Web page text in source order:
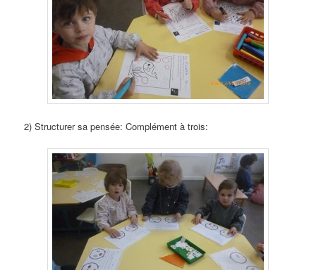
2) Structurer sa pensée: Complément à trois: